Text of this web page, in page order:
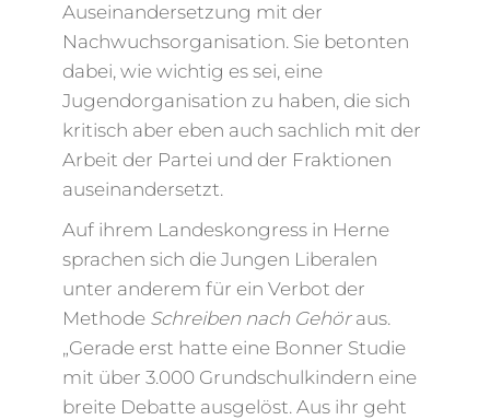
Auseinandersetzung mit der
Nachwuchsorganisation. Sie betonten
dabei, wie wichtig es sei, eine
Jugendorganisation zu haben, die sich
kritisch aber eben auch sachlich mit der
Arbeit der Partei und der Fraktionen
auseinandersetzt.
Auf ihrem Landeskongress in Herne
sprachen sich die Jungen Liberalen
unter anderem für ein Verbot der
Methode Schreiben nach Gehöraus.
„Gerade erst hatte eine Bonner Studie
mit über 3.000 Grundschulkindern eine
breite Debatte ausgelöst. Aus ihr geht